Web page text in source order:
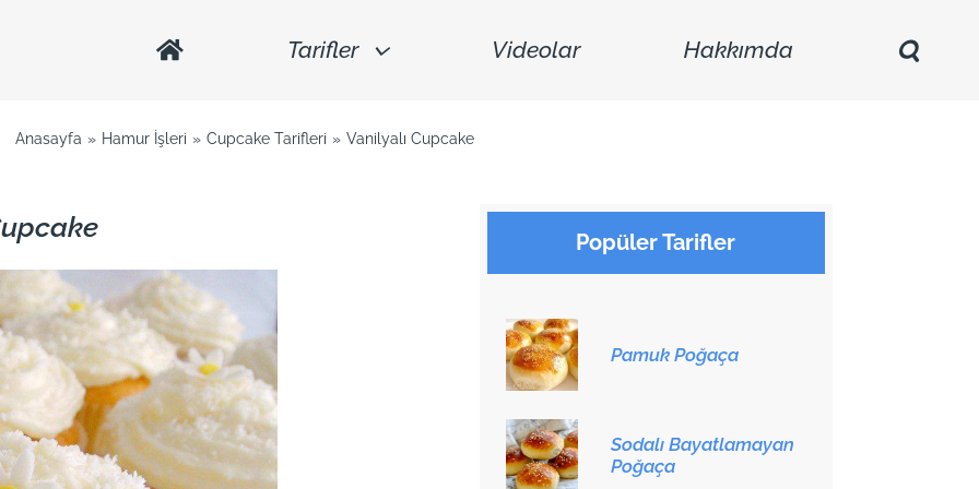
Tarifler Videolar Hakkımda
Anasayfa Hamur İşleri Cupcake Tarifleri Vanilyalı Cupcake
Popüler Tarifler
Pamuk Poğaça
Sodalı Bayatlamayan
Poğaça